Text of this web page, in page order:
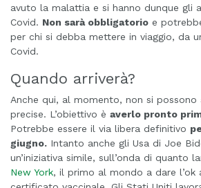
avuto la malattia e si hanno dunque gli
Covid. Non sarà obbligatorio e
per chi si debba mettere in viaggio, da
Covid.
Quando arriverà?
Anche qui, al momento, non si
precise. L’obiettivo è averlo pronto
Potrebbe essere il via libera definitivo
giugno. Intanto anche gli Usa di Joe
un’iniziativa simile, sull’onda di quanto
New York, il primo al mondo a dare l’ok